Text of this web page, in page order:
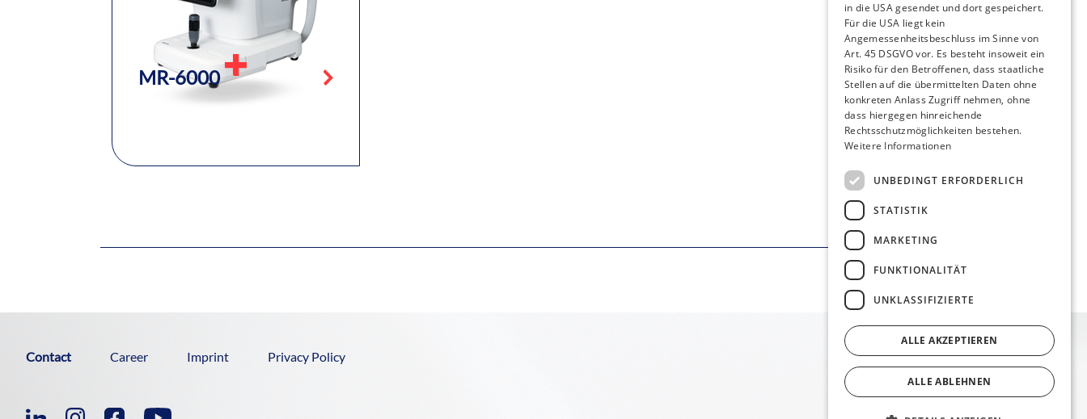
MR-6000
Contact Career Imprint Privacy Policy
in die USA gesendet und dort gespeichert.
Für die USA liegt kein
Angemessenheitsbeschluss im Sinne von
Art. 45 DSGVO vor. Es besteht insoweit ein
Risiko für den Betroffenen, dass staatliche
Stellen auf die übermittelten Daten ohne
konkreten Anlass Zugriff nehmen, ohne
dass hiergegen hinreichende
Rechtsschutzmöglichkeiten bestehen.
Weitere Informationen
UNBEDINGT ERFORDERLICH
STATISTIK
MARKETING
FUNKTIONALITÄT
UNKLASSIFIZIERTE
ALLE AKZEPTIEREN
ALLE ABLEHNEN